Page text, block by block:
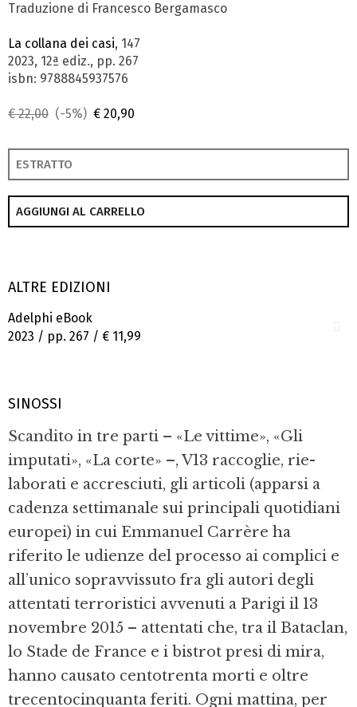
Traduzione di Francesco Bergamasco
La collana dei casi, 147
2023, 12ª ediz., pp. 267
isbn: 9788845937576
€ 22,00 (-5%) € 20,90
ESTRATTO
AGGIUNGI AL CARRELLO
ALTRE EDIZIONI
Adelphi eBook
2023 / pp. 267 / € 11,99
SINOSSI
Scandito in tre parti – «Le vittime», «Gli
imputati», «La corte» –, V13 raccoglie, rie­
laborati e accresciuti, gli articoli (apparsi a
cadenza settimanale sui principali quoti­diani
europei) in cui Emmanuel Carrère ha
riferito le udienze del processo ai compli­ci e
all’unico sopravvissuto fra gli autori de­gli
attentati terroristici avvenuti a Parigi il 13
novembre 2015 – attentati che, tra il Ba­taclan,
lo Stade de France e i bistrot presi di mira,
hanno causato centotrenta morti e oltre
trecentocinquanta feriti. Ogni mat­tina, per